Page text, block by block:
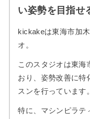
い姿勢を目指せ
kickakeは東海市加
オ。
このスタジオは東海
おり、姿勢改善に特
スンを行っています。
特に、マシンピラテ